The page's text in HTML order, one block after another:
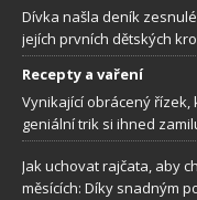
Dívka našla deník
jejích prvních dětských
Recepty a vaření
Vynikající obrácený řízek,
geniální trik si ihned
Jak uchovat rajčata, aby
měsících: Díky snadným